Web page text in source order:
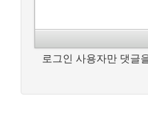
로그인 사용자만 댓글